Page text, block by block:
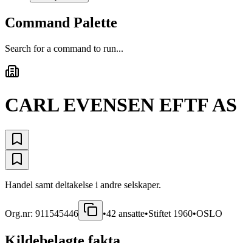
Command Palette
Search for a command to run...
CARL EVENSEN EFTF AS
Handel samt deltakelse i andre selskaper.
Org.nr: 911545446 •42 ansatte•Stiftet 1960•OSLO